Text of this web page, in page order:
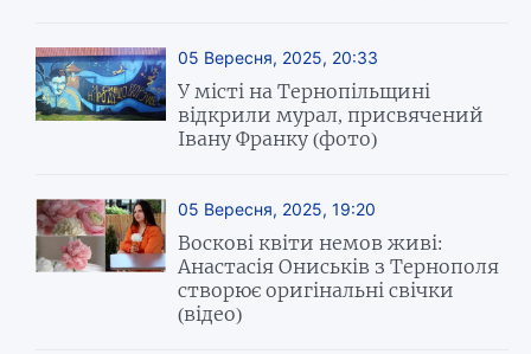
05 Вересня, 2025, 20:33
У місті на Тернопільщині
відкрили мурал, присвячений
Івану Франку (фото)
05 Вересня, 2025, 19:20
Воскові квіти немов живі:
Анастасія Ониськів з Тернополя
створює оригінальні свічки
(відео)